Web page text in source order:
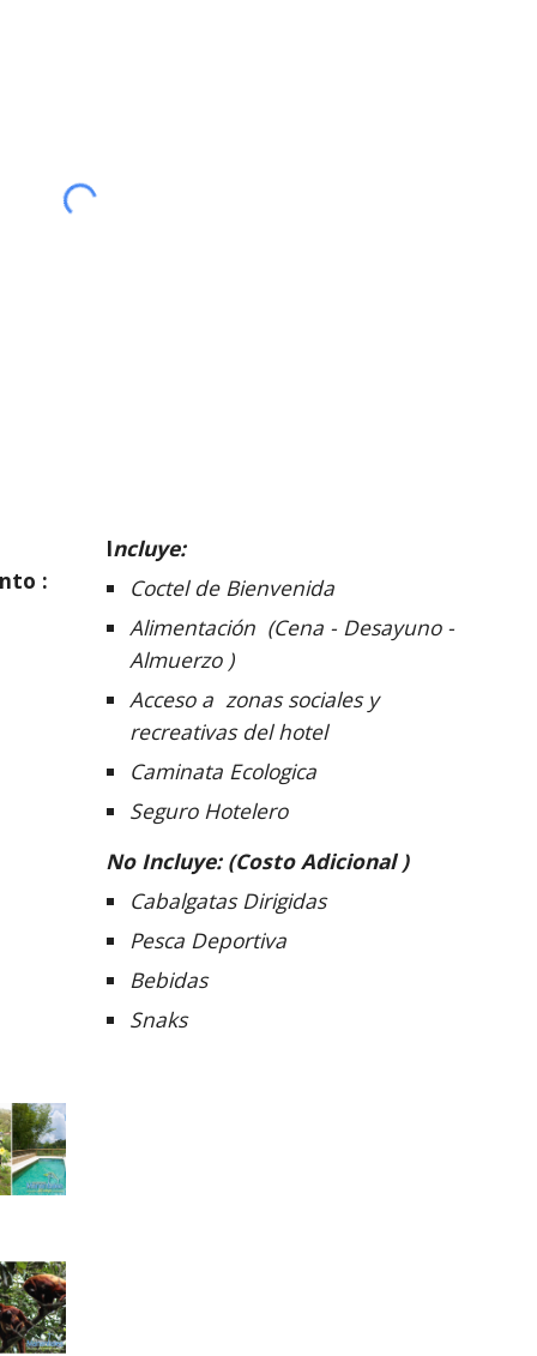
:
Incluye:
Coctel de Bienvenida
Alimentación  (Cena - Desayuno -
Almuerzo )
Acceso a  zonas sociales y
recreativas del hotel
Caminata Ecologica
Seguro Hotelero
No Incluye: (Costo Adicional )
Cabalgatas Dirigidas
Pesca Deportiva
Bebidas
Snaks